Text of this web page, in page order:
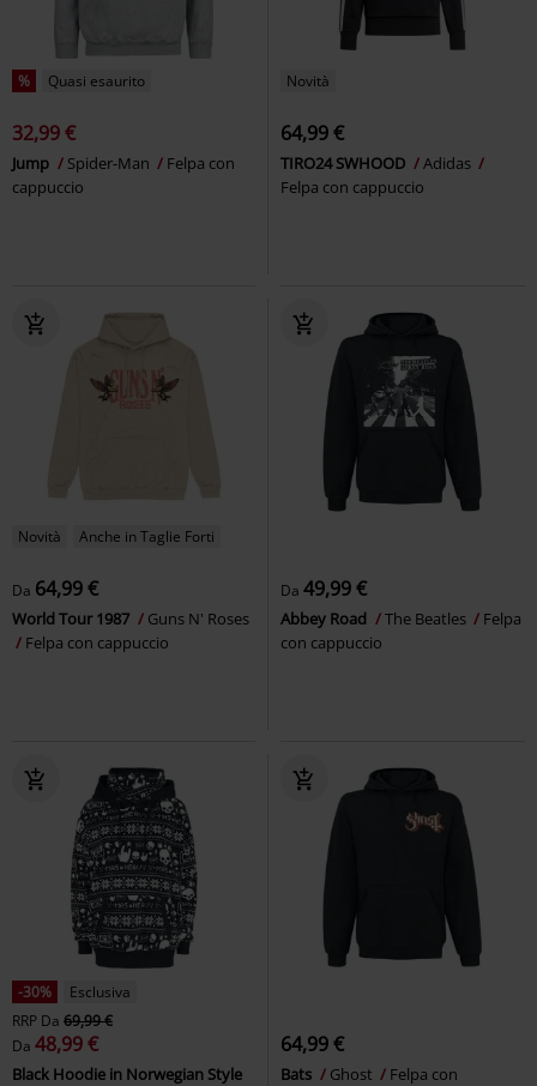
% Quasi esaurito
32,99 €
Jump Spider-Man
Felpa con
cappuccio
Novità
64,99 €
TIRO24 SWHOOD
Adidas
Felpa con cappuccio
Novità Anche in Taglie Forti
Da 64,99 €
World Tour 1987
Guns N' Roses
Felpa con cappuccio
Da 49,99 €
Abbey Road The Beatles
Felpa
con cappuccio
-30%
Esclusiva
RRP Da 69,99 €
Da 48,99 €
Black Hoodie in Norwegian Style
64,99 €
Bats Ghost
Felpa con